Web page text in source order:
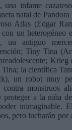
infame
natal de
Atlas (Edgar
un heterogéneo
un antiguo
Tiny Tina
la científica
un robot muy
contra monstruos
proteger a la niña
inimaginable.
pero lucharán